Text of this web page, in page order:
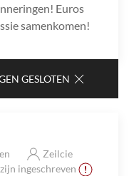
Euros
samenkomen!
GESLOTEN
Zeilcie
ingeschreven